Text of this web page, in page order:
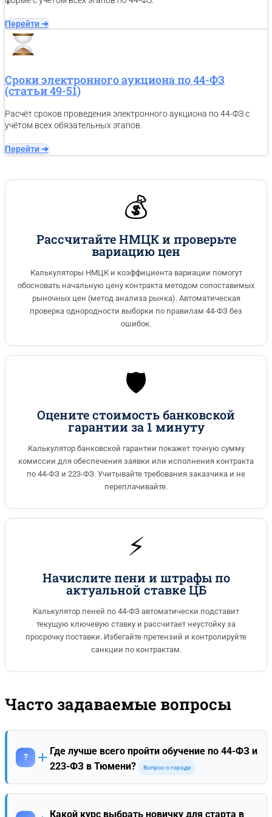
Перейти ➜
Сроки электронного аукциона по 44-ФЗ
(статьи 49-51)
Расчёт сроков проведения электронного аукциона по 44-ФЗ с
учётом всех обязательных этапов.
Перейти ➜
💰
Рассчитайте НМЦК и проверьте
вариацию цен
Калькуляторы НМЦК и коэффициента вариации помогут
обосновать начальную цену контракта методом сопоставимых
рыночных цен (метод анализа рынка). Автоматическая
проверка однородности выборки по правилам 44-ФЗ без
ошибок.
🛡️
Оцените стоимость банковской
гарантии за 1 минуту
Калькулятор банковской гарантии покажет точную сумму
комиссии для обеспечения заявки или исполнения контракта
по 44-ФЗ и 223-ФЗ. Учитывайте требования заказчика и не
переплачивайте.
⚡
Начислите пени и штрафы по
актуальной ставке ЦБ
Калькулятор пеней по 44-ФЗ автоматически подставит
текущую ключевую ставку и рассчитает неустойку за
просрочку поставки. Избегайте претензий и контролируйте
санкции по контрактам.
Часто задаваемые вопросы
?
Где лучше всего пройти обучение по 44-ФЗ и
223-ФЗ в Тюмени?
Вопрос о городе
области является Высшая школа закупок (fz44.org). Наши
Какой курс выбрать новичку для старта в